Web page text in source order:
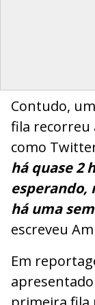
Contudo,
fila recorreu
como
há quase 2
esperando,
há uma
escreveu
Em